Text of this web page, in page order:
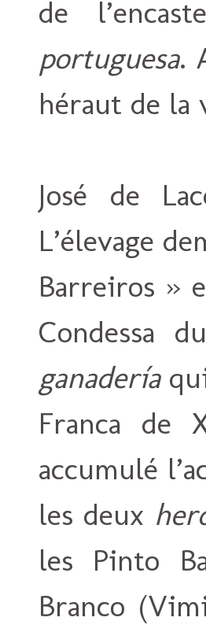
de
portuguesa.
héraut de la
José de
L’élevage
Barreiros »
Condessa
ganadería
Franca de
accumulé
les deux
les Pinto
Branco